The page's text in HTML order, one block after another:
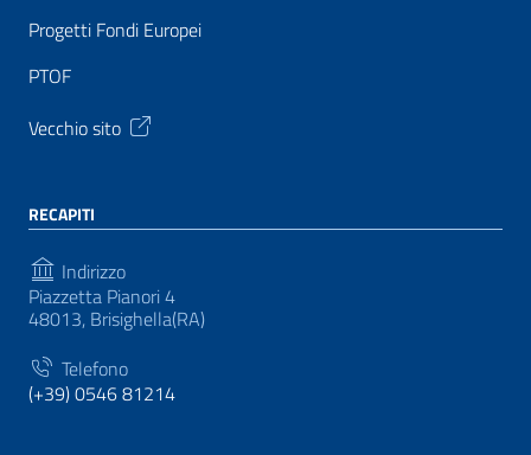
Progetti Fondi Europei
PTOF
Vecchio sito
RECAPITI
Indirizzo
Piazzetta Pianori 4
48013, Brisighella(RA)
Telefono
(+39) 0546 81214